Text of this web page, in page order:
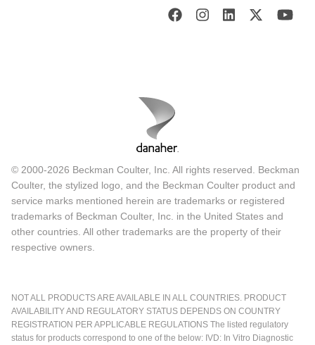
© 2000-2026 Beckman Coulter, Inc. All rights reserved. Beckman
Coulter, the stylized logo, and the Beckman Coulter product and
service marks mentioned herein are trademarks or registered
trademarks of Beckman Coulter, Inc. in the United States and
other countries. All other trademarks are the property of their
respective owners.
NOT ALL PRODUCTS ARE AVAILABLE IN ALL COUNTRIES. PRODUCT
AVAILABILITY AND REGULATORY STATUS DEPENDS ON COUNTRY
REGISTRATION PER APPLICABLE REGULATIONS The listed regulatory
status for products correspond to one of the below: IVD: In Vitro Diagnostic